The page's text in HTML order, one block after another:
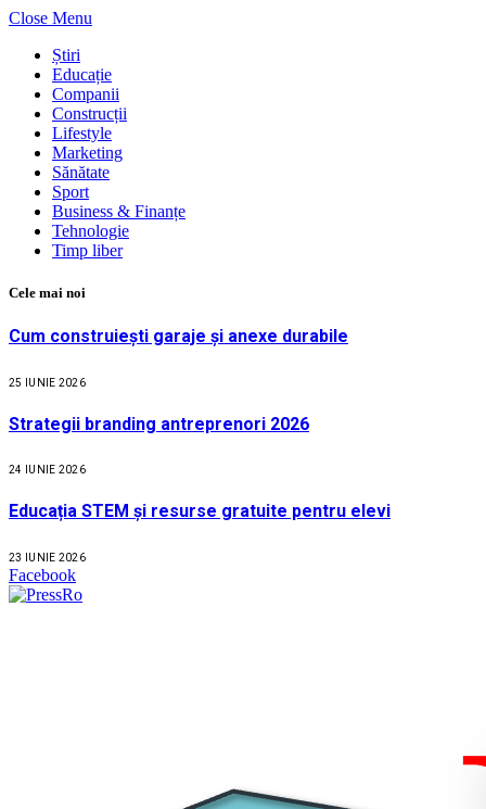
Close Menu
Știri
Educație
Companii
Construcții
Lifestyle
Marketing
Sănătate
Sport
Business & Finanțe
Tehnologie
Timp liber
Cele mai noi
Cum construiești garaje și anexe durabile
25 IUNIE 2026
Strategii branding antreprenori 2026
24 IUNIE 2026
Educația STEM și resurse gratuite pentru elevi
23 IUNIE 2026
Facebook